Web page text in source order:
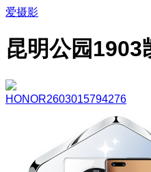
爱摄影
昆明公园1903
HONOR2603015794276